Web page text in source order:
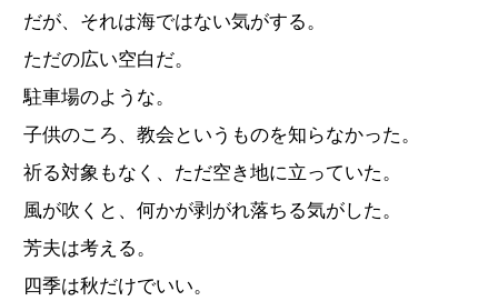
だが、それは海ではない気がする。
ただの広い空白だ。
駐車場のような。
子供のころ、教会というものを知らなかった。
祈る対象もなく、ただ空き地に立っていた。
風が吹くと、何かが剥がれ落ちる気がした。
芳夫は考える。
四季は秋だけでいい。